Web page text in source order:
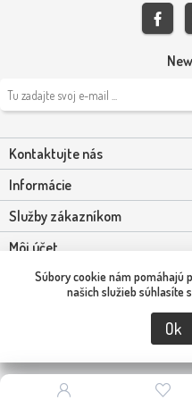
Kontaktujte nás
Informácie
Služby zákazníkom
Môj účet
Powered by
Copyright © 2026 Scooter-
Súbory cookie nám pomáhajú
našich služieb súhlasíte
Ok